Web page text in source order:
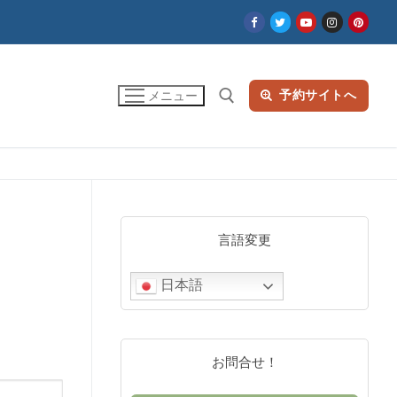
メニュー 予約サイトへ
言語変更
日本語
お問合せ！